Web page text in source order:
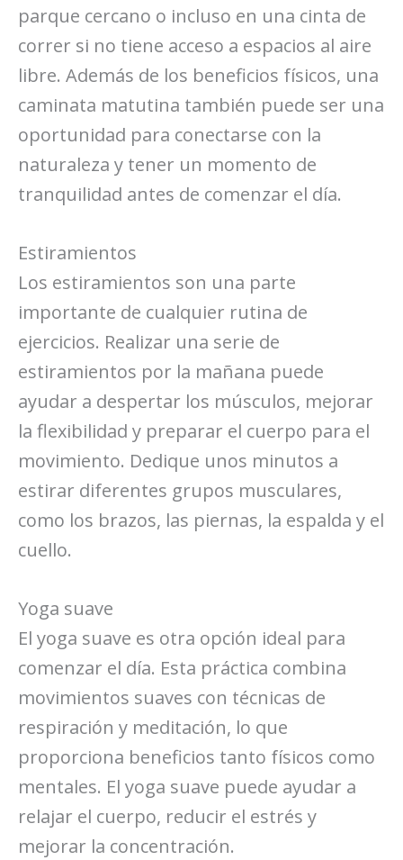
parque cercano o incluso en una cinta de
correr si no tiene acceso a espacios al aire
libre. Además de los beneficios físicos, una
caminata matutina también puede ser una
oportunidad para conectarse con la
naturaleza y tener un momento de
tranquilidad antes de comenzar el día.
Estiramientos
Los estiramientos son una parte
importante de cualquier rutina de
ejercicios. Realizar una serie de
estiramientos por la mañana puede
ayudar a despertar los músculos, mejorar
la flexibilidad y preparar el cuerpo para el
movimiento. Dedique unos minutos a
estirar diferentes grupos musculares,
como los brazos, las piernas, la espalda y el
cuello.
Yoga suave
El yoga suave es otra opción ideal para
comenzar el día. Esta práctica combina
movimientos suaves con técnicas de
respiración y meditación, lo que
proporciona beneficios tanto físicos como
mentales. El yoga suave puede ayudar a
relajar el cuerpo, reducir el estrés y
mejorar la concentración.